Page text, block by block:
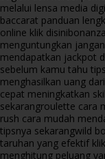
melalui lensa media
baccarat panduan
online klik disini
menguntungkan
mendapatkan jackpot
sebelum kamu tahu
menghasilkan uang
cepat meningkatkan
sekarangroulette cara
rush cara mudah
tipsnya sekarangwild
taruhan yang efektif
menghitung peluang